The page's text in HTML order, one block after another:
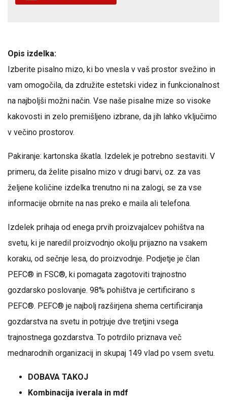
Opis izdelka:
Izberite pisalno mizo, ki bo vnesla v vaš prostor svežino in
vam omogočila, da združite estetski videz in funkcionalnost
na najboljši možni način. Vse naše pisalne mize so visoke
kakovosti in zelo premišljeno izbrane, da jih lahko vključimo
v večino prostorov.
Pakiranje: kartonska škatla. Izdelek je potrebno sestaviti. V
primeru, da želite pisalno mizo v drugi barvi, oz. za vas
željene količine izdelka trenutno ni na zalogi, se za vse
informacije obrnite na nas preko e maila ali telefona.
Izdelek prihaja od enega prvih proizvajalcev pohištva na
svetu, ki je naredil proizvodnjo okolju prijazno na vsakem
koraku, od sečnje lesa, do proizvodnje. Podjetje je član
PEFC® in FSC®, ki pomagata zagotoviti trajnostno
gozdarsko poslovanje. 98% pohištva je certificirano s
PEFC®. PEFC® je najbolj razširjena shema certificiranja
gozdarstva na svetu in potrjuje dve tretjini vsega
trajnostnega gozdarstva. To potrdilo priznava več
mednarodnih organizacij in skupaj 149 vlad po vsem svetu.
DOBAVA TAKOJ
Kombinacija iverala in mdf